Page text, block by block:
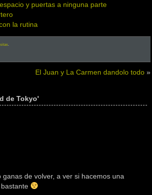
y puertas a ninguna parte
la rutina
.
El Juan y La Carmen dandolo todo »
de Tokyo'
de volver, a ver si hacemos una